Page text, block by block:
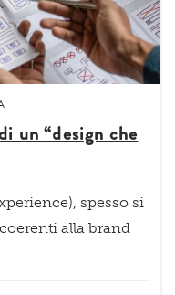
un “design che
spesso si
alla brand